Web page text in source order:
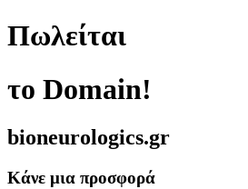
Πωλείται
το Domain!
bioneurologics.gr
Κάνε μια προσφορά